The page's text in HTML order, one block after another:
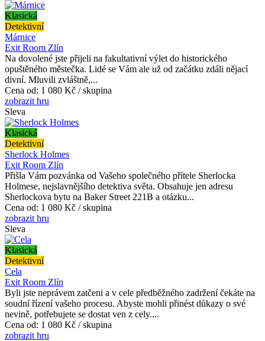
Klasická
Detektivní
Márnice
Exit Room Zlín
Na dovolené jste přijeli na fakultativní výlet do historického
opuštěného městečka. Lidé se Vám ale už od začátku zdáli nějací
divní. Mluvili zvláštně,...
Cena od: 1 080 Kč / skupina
zobrazit hru
Sleva
Klasická
Detektivní
Sherlock Holmes
Exit Room Zlín
Přišla Vám pozvánka od Vašeho společného přítele Sherlocka
Holmese, nejslavnějšího detektiva světa. Obsahuje jen adresu
Sherlockova bytu na Baker Street 221B a otázku...
Cena od: 1 080 Kč / skupina
zobrazit hru
Sleva
Klasická
Detektivní
Cela
Exit Room Zlín
Byli jste neprávem zatčeni a v cele předběžného zadržení čekáte na
soudní řízení vašeho procesu. Abyste mohli přinést důkazy o své
nevině, potřebujete se dostat ven z cely....
Cena od: 1 080 Kč / skupina
zobrazit hru